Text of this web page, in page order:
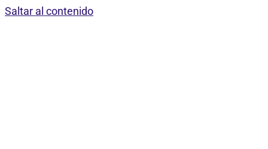
Saltar al contenido